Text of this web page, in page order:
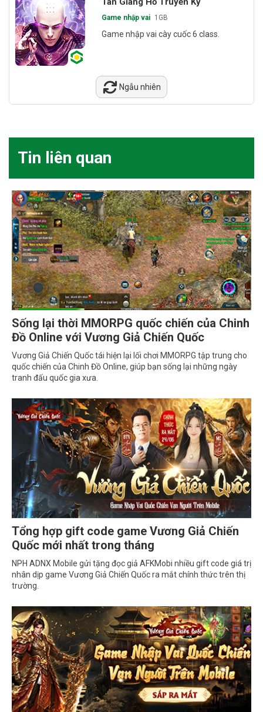
Game nhập vai 1GB
Game nhập vai cày cuốc 6 class.
Ngẫu nhiên
Tin liên quan
Sống lại thời MMORPG quốc chiến của Chinh
Đồ Online với Vương Giả Chiến Quốc
Vương Giả Chiến Quốc tái hiện lại lối chơi MMORPG tập trung cho
quốc chiến của Chinh Đồ Online, giúp bạn sống lại những ngày
tranh đấu quốc gia xưa.
Tổng hợp gift code game Vương Giả Chiến
Quốc mới nhất trong tháng
NPH ADNX Mobile gửi tặng đọc giả AFKMobi nhiều gift code giá trị
nhân dịp game Vương Giả Chiến Quốc ra mắt chính thức trên thị
trường.